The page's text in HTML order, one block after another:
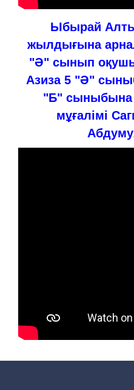
Ыбырай
жылдығына
"Ә" сынып
Азиза 5 "Ә"
"Б" сыныбына
мұғалімі